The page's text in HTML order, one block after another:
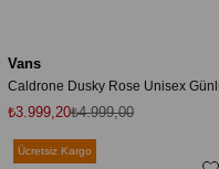
Vans
₺3.999,20₺4.999,00
Ücretsiz Kargo